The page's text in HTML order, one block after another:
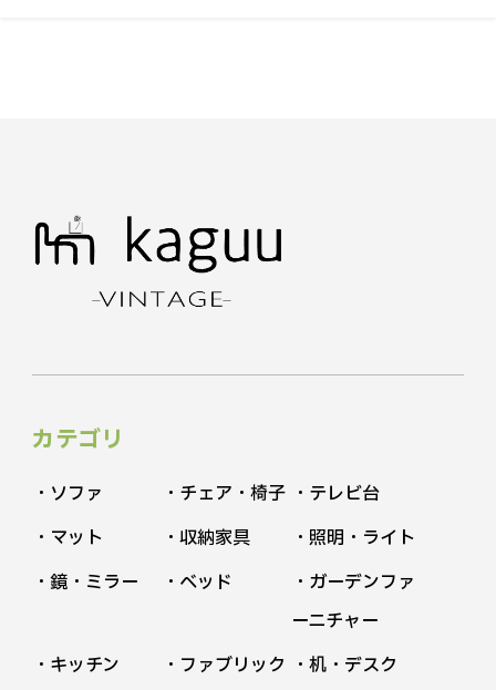
カテゴリ
・ソファ ・チェア・椅子 ・テレビ台
・マット
・収納家具
・照明・ライト
・鏡・ミラー
・ベッド
・ガーデンファ
ーニチャー
・キッチン
・ファブリック ・机・デスク